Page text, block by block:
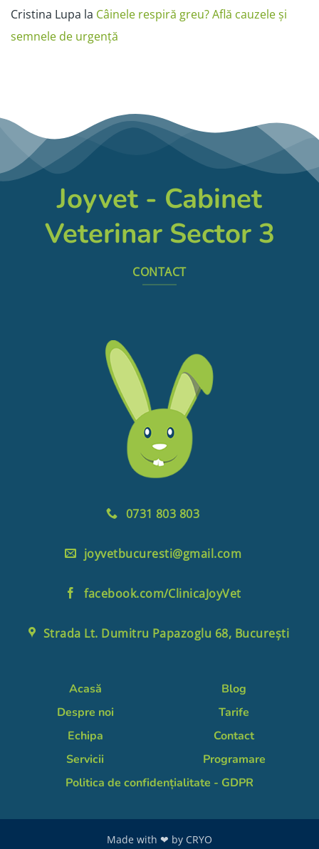
Cristina Lupa la Câinele respiră greu? Află cauzele și
semnele de urgență
Joyvet - Cabinet
Veterinar Sector 3
CONTACT
0731 803 803
joyvetbucuresti@gmail.com
facebook.com/ClinicaJoyVet
Strada Lt. Dumitru Papazoglu 68, București
Acasă
Despre noi
Echipa
Servicii
Blog
Tarife
Contact
Programare
Politica de confidențialitate - GDPR
Made with ❤ by CRYO